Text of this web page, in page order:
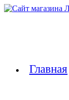
Перейти
Главная